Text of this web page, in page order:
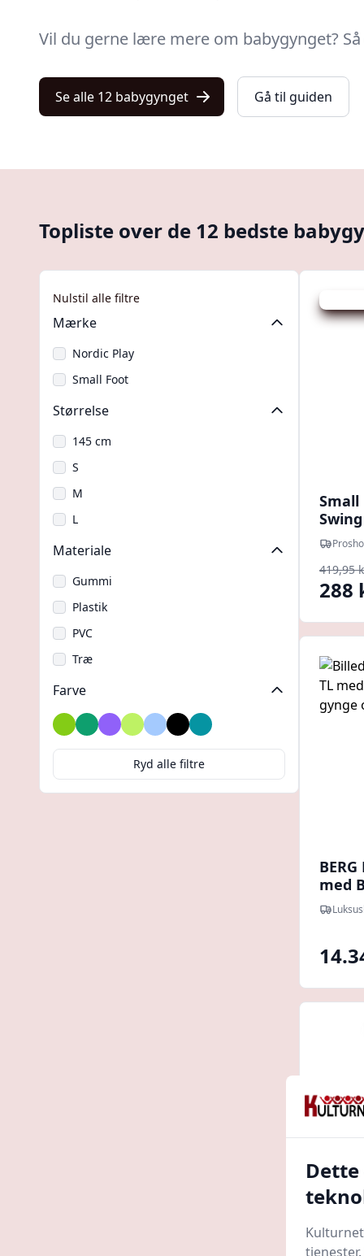
Vil du gerne lære mere om babygynget?
Se alle 12 babygynget Gå til guiden
Topliste over de 12 bedste
Nulstil alle filtre
Mærke
Nordic Play
Small Foot
Størrelse
145 cm
S
M
L
Materiale
Gummi
Plastik
PVC
Træ
Farve
Chartreuse
GrønLillaLimegrøn
Lyseblå
SortTurkis
Ryd alle filtre
Small
419,95
288
med